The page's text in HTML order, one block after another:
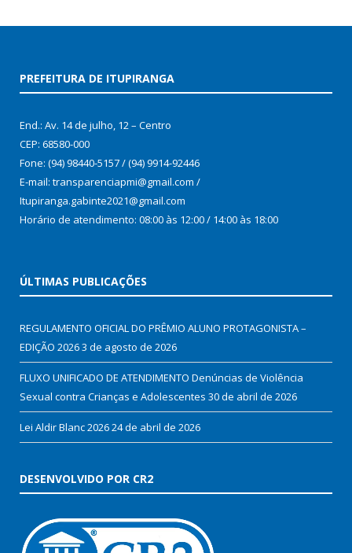
PREFEITURA DE ITUPIRANGA
End.: Av. 14 de julho, 12 – Centro
CEP: 68580-000
Fone: (94) 98440-5157 / (94) 9914-92446
E-mail: transparenciapmi@gmail.com /
Itupiranga.gabinte2021@gmail.com
Horário de atendimento: 08:00 às 12:00 / 14:00 às 18:00
ÚLTIMAS PUBLICAÇÕES
REGULAMENTO OFICIAL DO PRÊMIO ALUNO PROTAGONISTA –
EDIÇÃO 20263 de agosto de 2026
FLUXO UNIFICADO DE ATENDIMENTO Denúncias de Violência
Sexual contra Crianças e Adolescentes 30 de abril de 2026
Lei Aldir Blanc 202624 de abril de 2026
DESENVOLVIDO POR CR2